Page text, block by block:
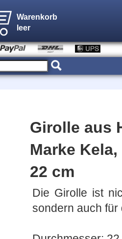
Warenkorb
leer
Girolle aus
Marke
22 cm
Die Girolle ist
sondern auch für